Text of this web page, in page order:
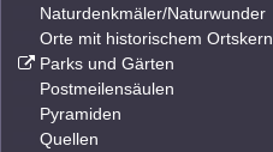
Naturdenkmäler/Naturwunder
Orte mit historischem Ortskern
Parks und Gärten
Postmeilensäulen
Pyramiden
Quellen